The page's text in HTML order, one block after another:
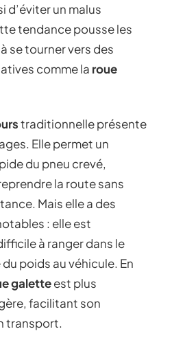
d’éviter un malus
tendance pousse les
se tourner vers des
comme la roue
traditionnelle présente
Elle permet un
du pneu crevé,
la route sans
Mais elle a des
: elle est
à ranger dans le
poids au véhicule. En
galetteest plus
facilitant son
transport.